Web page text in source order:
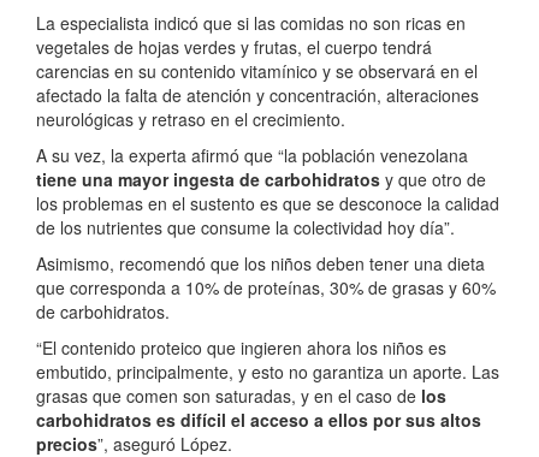
La especialista indicó que si las comidas no son ricas en
vegetales de hojas verdes y frutas, el cuerpo tendrá
carencias en su contenido vitamínico y se observará en el
afectado la falta de atención y concentración, alteraciones
neurológicas y retraso en el crecimiento.
A su vez, la experta afirmó que “la población venezolana
tiene una mayor ingesta de carbohidratos y que otro de
los problemas en el sustento es que se desconoce la calidad
de los nutrientes que consume la colectividad hoy día”.
Asimismo, recomendó que los niños deben tener una dieta
que corresponda a 10% de proteínas, 30% de grasas y 60%
de carbohidratos.
“El contenido proteico que ingieren ahora los niños es
embutido, principalmente, y esto no garantiza un aporte. Las
grasas que comen son saturadas, y en el caso de los
carbohidratos es difícil el acceso a ellos por sus altos
precios”, aseguró López.